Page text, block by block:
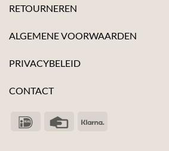
RETOURNEREN
ALGEMENE VOORWAARDEN
PRIVACYBELEID
CONTACT